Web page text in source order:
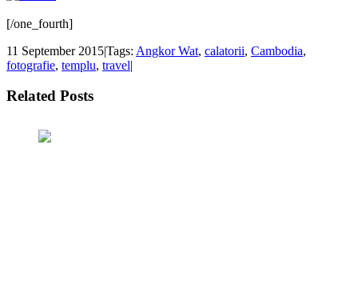
[/one_fourth]
11 September 2015|Tags: Angkor Wat, calatorii, Cambodia,
fotografie, templu, travel|
Related Posts